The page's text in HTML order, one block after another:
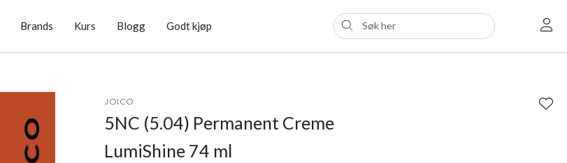
Brands Kurs Blogg Godt kjøp
JOICO
5NC (5.04) Permanent Creme
LumiShine 74 ml